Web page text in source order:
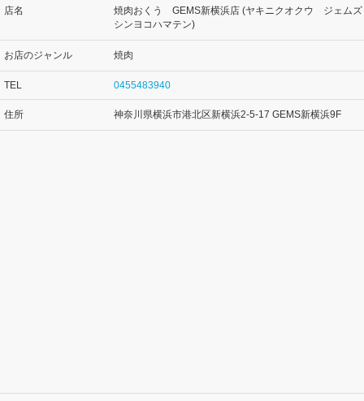
店名
焼肉おくう GEMS新横浜店 (ヤキニクオクウ ジェムズ
シンヨコハマテン)
お店のジャンル 焼肉
TEL 0455483940
住所 神奈川県横浜市港北区新横浜2-5-17 GEMS新横浜9F